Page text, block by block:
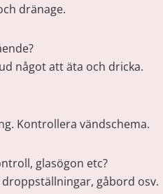
dränage.
något att äta och dricka.
Kontrollera vändschema.
glasögon etc?
gåbord osv.